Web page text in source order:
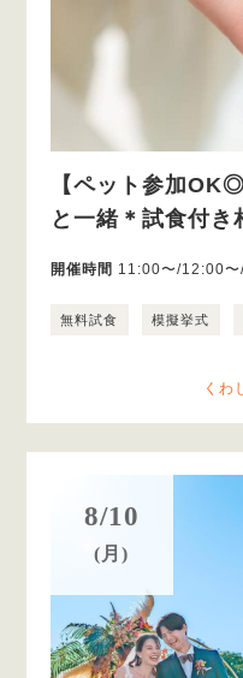
【ペット参加
と一緒＊試食付き
開催時間 11:00〜/12:00
無料試食 模擬挙式
くわ
8/10
(月)